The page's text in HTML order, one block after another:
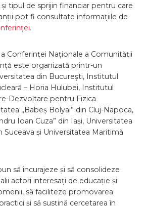
tipul de sprijin financiar pentru care
pot fi consultate informațiile de
Conferinței Naționale a Comunității
este organizată printr-un
din București, Institutul
– Horia Hulubei, Institutul
Dezvoltare pentru Fizica
„Babeș Bolyai” din Cluj-Napoca,
Ioan Cuza” din Iași, Universitatea
Suceava și Universitatea Maritimă
să încurajeze și să consolideze
actori interesați de educație și
să faciliteze promovarea
și să susțină cercetarea în